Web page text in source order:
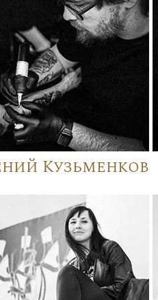
Кузьменков